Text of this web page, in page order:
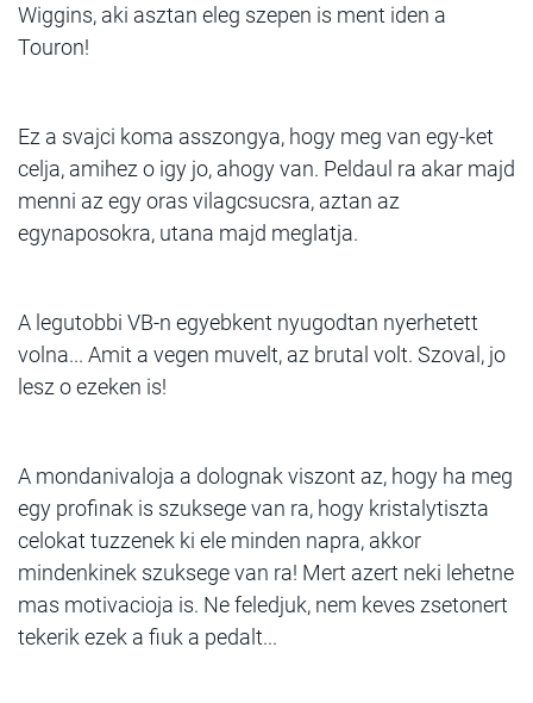
Wiggins, aki asztan eleg szepen is ment iden a
Touron!
Ez a svajci koma asszongya, hogy meg van egy-ket
celja, amihez o igy jo, ahogy van. Peldaul ra akar majd
menni az egy oras vilagcsucsra, aztan az
egynaposokra, utana majd meglatja.
A legutobbi VB-n egyebkent nyugodtan nyerhetett
volna... Amit a vegen muvelt, az brutal volt. Szoval, jo
lesz o ezeken is!
A mondanivaloja a dolognak viszont az, hogy ha meg
egy profinak is szuksege van ra, hogy kristalytiszta
celokat tuzzenek ki ele minden napra, akkor
mindenkinek szuksege van ra! Mert azert neki lehetne
mas motivacioja is. Ne feledjuk, nem keves zsetonert
tekerik ezek a fiuk a pedalt...